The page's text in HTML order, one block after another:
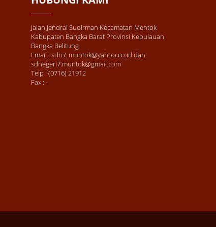
Jalan Jendral Sudirman Kecamatan Mentok
Kabupaten Bangka Barat Provinsi Kepulauan
Bangka Belitung
Email : sdn7_muntok@yahoo.co.id dan
sdnegeri7.muntok@gmail.com
Telp : (0716) 21912
Fax : -